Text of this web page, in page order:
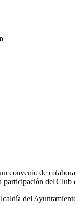
convenio de
del
del